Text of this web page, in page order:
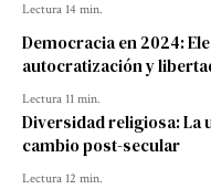
Lectura 14 min.
Democracia en 2024:
autocratización y
Lectura 11 min.
Diversidad religiosa: La
cambio post-secular
Lectura 12 min.